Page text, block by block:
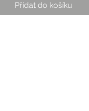
Přidat do košíku